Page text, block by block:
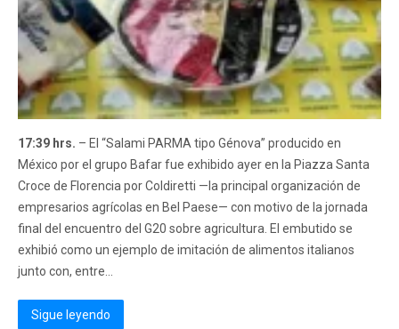
17:39 hrs. – El “Salami PARMA tipo Génova” producido en
México por el grupo Bafar fue exhibido ayer en la Piazza Santa
Croce de Florencia por Coldiretti —la principal organización de
empresarios agrícolas en Bel Paese— con motivo de la jornada
final del encuentro del G20 sobre agricultura. El embutido se
exhibió como un ejemplo de imitación de alimentos italianos
junto con, entre...
Sigue leyendo